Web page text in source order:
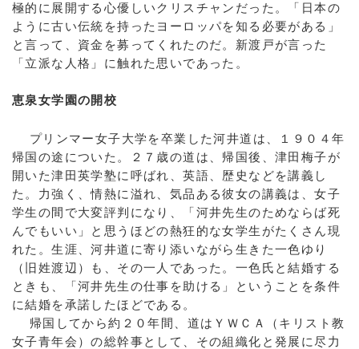
極的に展開する心優しいクリスチャンだった。「日本の
ように古い伝統を持ったヨーロッパを知る必要がある」
と言って、資金を募ってくれたのだ。新渡戸が言った
「立派な人格」に触れた思いであった。
恵泉女学園の開校
プリンマー女子大学を卒業した河井道は、１９０４年
帰国の途についた。２７歳の道は、帰国後、津田梅子が
開いた津田英学塾に呼ばれ、英語、歴史などを講義し
た。力強く、情熱に溢れ、気品ある彼女の講義は、女子
学生の間で大変評判になり、「河井先生のためならば死
んでもいい」と思うほどの熱狂的な女学生がたくさん現
れた。生涯、河井道に寄り添いながら生きた一色ゆり
（旧姓渡辺）も、その一人であった。一色氏と結婚する
ときも、「河井先生の仕事を助ける」ということを条件
に結婚を承諾したほどである。
帰国してから約２０年間、道はＹＷＣＡ（キリスト教
女子青年会）の総幹事として、その組織化と発展に尽力